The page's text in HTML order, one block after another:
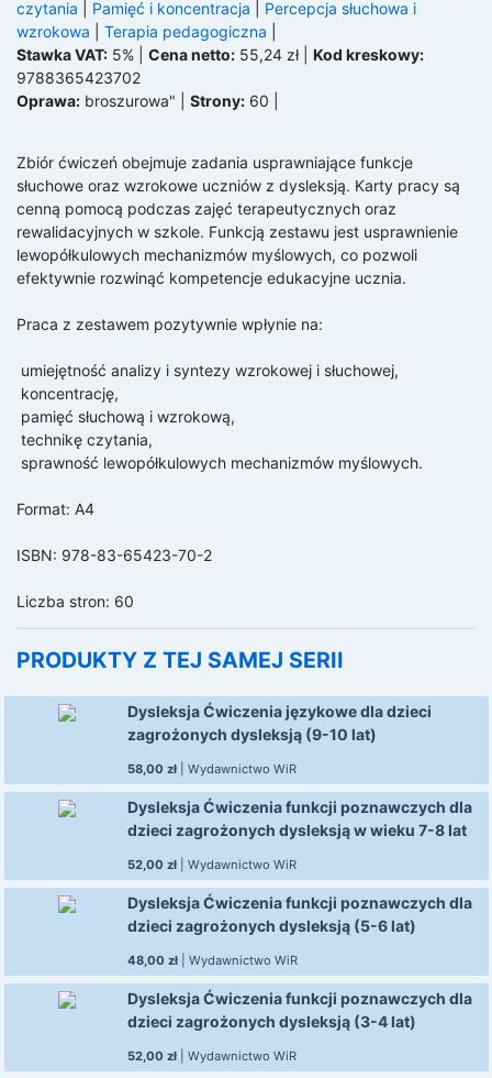
czytania
Pamięć i koncentracja
Percepcja słuchowa i
wzrokowa
Terapia pedagogiczna
Stawka VAT: 5% | Cena netto: 55,24 zł |
Kod kreskowy:
9788365423702
Oprawa: broszurowa" Strony: 60
Zbiór ćwiczeń obejmuje zadania usprawniające funkcje
słuchowe oraz wzrokowe uczniów z dysleksją. Karty pracy są
cenną pomocą podczas zajęć terapeutycznych oraz
rewalidacyjnych w szkole. Funkcją zestawu jest usprawnienie
lewopółkulowych mechanizmów myślowych, co pozwoli
efektywnie rozwinąć kompetencje edukacyjne ucznia.
Praca z zestawem pozytywnie wpłynie na:
Format: A4
ISBN: 978-83-65423-70-2
Liczba stron: 60
PRODUKTY Z TEJ SAMEJ SERII
Dysleksja Ćwiczenia językowe dla dzieci
zagrożonych dysleksją (9-10 lat)
58,00 zł Wydawnictwo WiR
Dysleksja Ćwiczenia funkcji poznawczych dla
dzieci zagrożonych dysleksją w wieku 7-8 lat
52,00 zł Wydawnictwo WiR
Dysleksja Ćwiczenia funkcji poznawczych dla
dzieci zagrożonych dysleksją (5-6 lat)
48,00 zł Wydawnictwo WiR
Dysleksja Ćwiczenia funkcji poznawczych dla
dzieci zagrożonych dysleksją (3-4 lat)
52,00 zł Wydawnictwo WiR